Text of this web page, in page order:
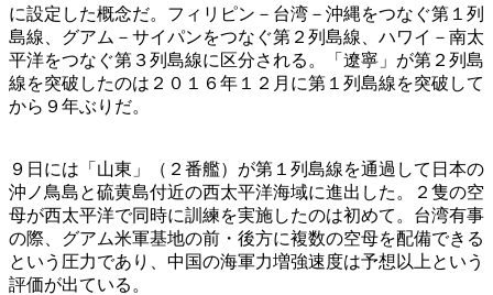
に設定した概念だ。フィリピン－台湾－沖縄をつなぐ第１列
島線、グアム－サイパンをつなぐ第２列島線、ハワイ－南太
平洋をつなぐ第３列島線に区分される。「遼寧」が第２列島
線を突破したのは２０１６年１２月に第１列島線を突破して
から９年ぶりだ。
９日には「山東」（２番艦）が第１列島線を通過して日本の
沖ノ鳥島と硫黄島付近の西太平洋海域に進出した。２隻の空
母が西太平洋で同時に訓練を実施したのは初めて。台湾有事
の際、グアム米軍基地の前・後方に複数の空母を配備できる
という圧力であり、中国の海軍力増強速度は予想以上という
評価が出ている。